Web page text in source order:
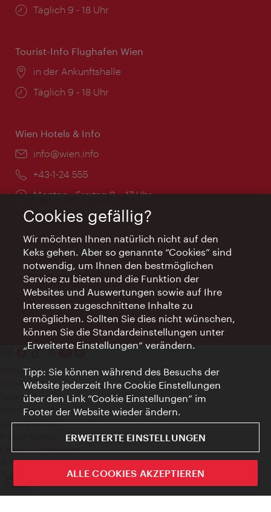
Öffnungszeiten:
Täglich 9 - 18 Uhr
Tourist-Info Flughafen Wien
Ort:
in der Ankunftshalle
Öffnungszeiten:
Täglich 9 - 18 Uhr
Wien Hotels & Info
Email:
info@wien.info
Telefon:
+43-1-24 555
Öffnungszeiten:
Montag - Freitag 9 – 17 Uhr
Feiertags geschlossen
AI Concierge Wien
Ort:
concierge.wien.info
Öffnungszeiten:
Informationen rund um die Uhr
Kontakt
Impressum
Datenschutz
Nutzungsbedingungen
Barrierefreiheit
Cookie Einstellungen
© Copyright WienTourismus
Cookies gefällig?
Wir möchten Ihnen natürlich nicht auf den
Keks gehen. Aber so genannte “Cookies” sind
notwendig, um Ihnen den bestmöglichen
Service zu bieten und die Funktion der
Websites und Auswertungen sowie auf Ihre
Interessen zugeschnittene Inhalte zu
ermöglichen. Sollten Sie dies nicht wünschen,
können Sie die Standardeinstellungen unter
„Erweiterte Einstellungen“ verändern.
Tipp: Sie können während des Besuchs der
Website jederzeit Ihre Cookie Einstellungen
über den Link “Cookie Einstellungen” im
Footer der Website wieder ändern.
ERWEITERTE EINSTELLUNGEN
ALLE COOKIES AKZEPTIEREN